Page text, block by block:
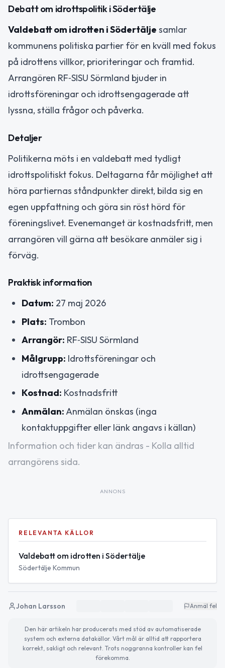
Debatt om idrottspolitik i Södertälje
Valdebatt om idrotten i Södertälje samlar
kommunens politiska partier för en kväll med fokus
på idrottens villkor, prioriteringar och framtid.
Arrangören RF‑SISU Sörmland bjuder in
idrottsföreningar och idrottsengagerade att
lyssna, ställa frågor och påverka.
Detaljer
Politikerna möts i en valdebatt med tydligt
idrottspolitiskt fokus. Deltagarna får möjlighet att
höra partiernas ståndpunkter direkt, bilda sig en
egen uppfattning och göra sin röst hörd för
föreningslivet. Evenemanget är kostnadsfritt, men
arrangören vill gärna att besökare anmäler sig i
förväg.
Praktisk information
Datum: 27 maj 2026
Plats: Trombon
Arrangör: RF‑SISU Sörmland
Målgrupp: Idrottsföreningar och
idrottsengagerade
Kostnad: Kostnadsfritt
Anmälan:Anmälan önskas (inga
kontaktuppgifter eller länk angavs i källan)
Information och tider kan ändras - Kolla alltid
arrangörens sida.
ANNONS
RELEVANTA KÄLLOR
Valdebatt om idrotten i Södertälje
Södertälje Kommun
Johan Larsson Anmäl fel
Den här artikeln har producerats med stöd av automatiserade
system och externa datakällor. Vårt mål är alltid att rapportera
korrekt, sakligt och relevant. Trots noggranna kontroller kan fel
förekomma.